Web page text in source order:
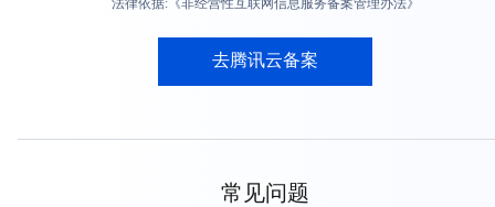
去腾讯云备案
常见问题